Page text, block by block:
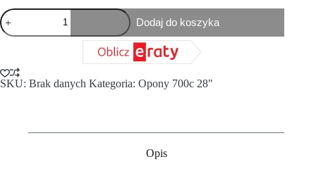
Dodaj do koszyka
SKU: Brak danych Kategoria: Opony 700c 28"
Opis